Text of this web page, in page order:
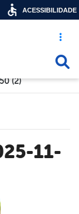
Acesso
(2)
ACESSIBILIDADE